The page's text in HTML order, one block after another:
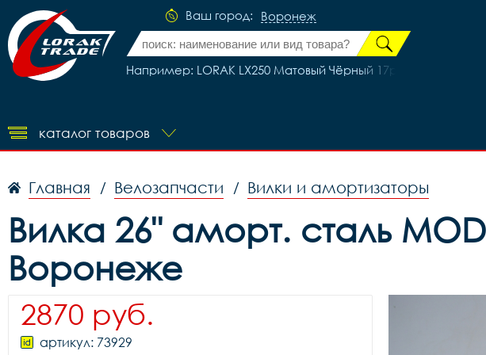
Ваш город: Воронеж
Например: LORAK LX250 Матовый Чёрный 17р (на рост 155-
каталог товаров
Главная / Велозапчасти / Вилки и амортизаторы
Вилка 26" аморт. сталь
Воронеже
2870 руб.
артикул: 73929